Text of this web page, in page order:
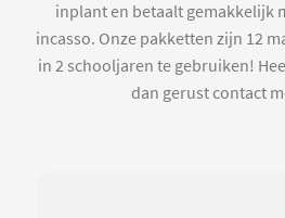
inplant en betaalt gemakkelijk
incasso. Onze pakketten zijn 12
in 2 schooljaren te gebruiken!
dan gerust contact